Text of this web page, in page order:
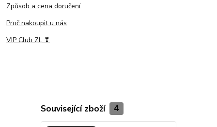
Způsob a cena doručení
Proč nakoupit u nás
VIP Club ZL ❣
Související zboží 4